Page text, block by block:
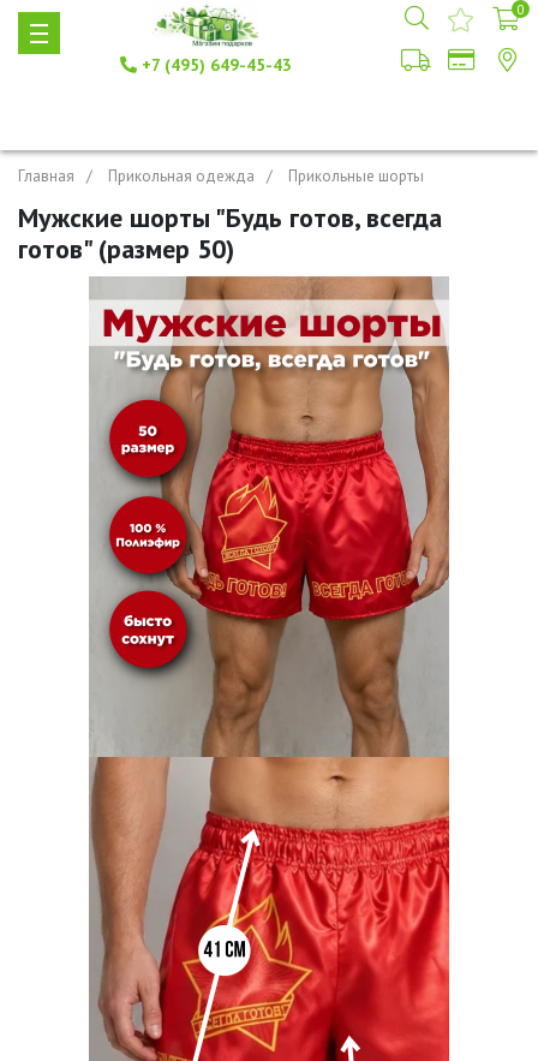
+7 (495) 649-45-43
0
Главная Прикольная одежда Прикольные шорты
Мужские шорты "Будь готов, всегда
готов" (размер 50)